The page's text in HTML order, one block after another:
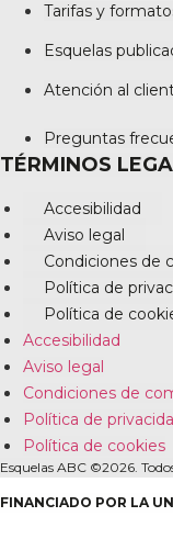
Tarifas y
Esquelas
Atención al
Preguntas
TÉRMINOS
Accesibilidad
Aviso legal
Condiciones de
Política de
Política de
Accesibilidad
Aviso legal
Condiciones de
Política de
Política de cookies
Esquelas ABC ©2026.
FINANCIADO POR LA